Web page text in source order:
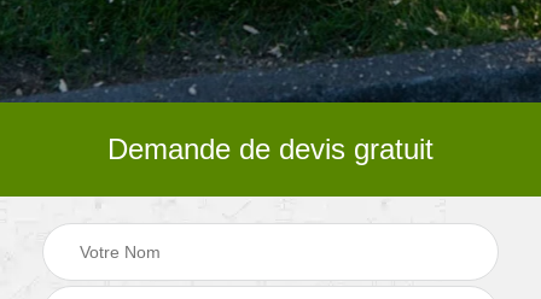
Demande de devis gratuit